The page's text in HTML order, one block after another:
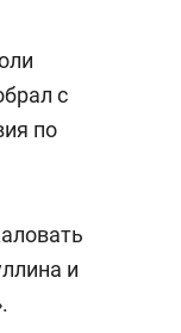
с
по
и